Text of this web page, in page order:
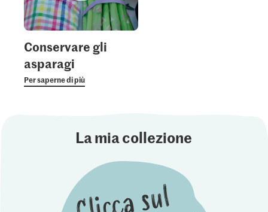
Conservare gli
asparagi
Per saperne di più
La mia collezione